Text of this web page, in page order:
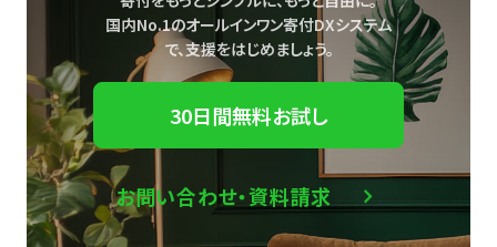
国内No.1のオールインワン寄付DXシステム
で、支援をはじめましょう。
30日間無料お試し
お問い合わせ・資料請求